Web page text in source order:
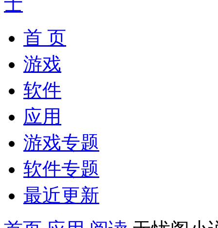
首 页
游戏
软件
应用
游戏专题
软件专题
最近更新